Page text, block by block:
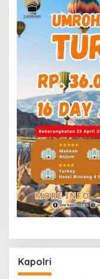
Kapolri